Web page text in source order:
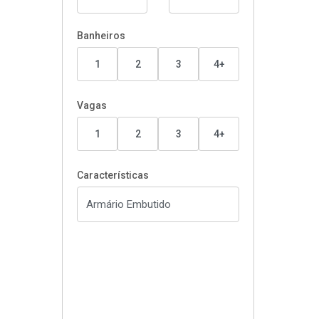
Banheiros
1 2 3 4+
Vagas
1 2 3 4+
Características